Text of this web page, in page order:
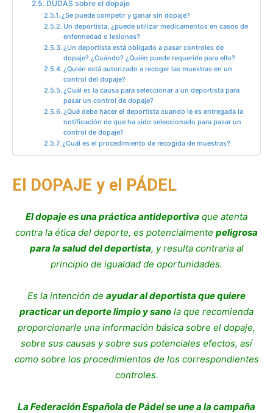
DUDAS sobre el dopaje
¿Se puede competir y ganar sin dopaje?
Un deportista, ¿puede utilizar medicamentos en casos de
enfermedad o lesiones?
¿Un deportista está obligado a pasar controles de
dopaje? ¿Cuándo? ¿Quién puede requerirle para ello?
¿Quién está autorizado a recoger las muestras en un
control del dopaje?
¿Cuál es la causa para seleccionar a un deportista para
pasar un control de dopaje?
¿Qué debe hacer el deportista cuando le es entregada la
notificación de que ha sido seleccionado para pasar un
control de dopaje?
¿Cuál es el procedimiento de recogida de muestras?
El DOPAJE y el PÁDEL
El dopaje es una práctica antideportiva que atenta
contra la ética del deporte, es potencialmente peligrosa
para la salud del deportista, y resulta contraria al
principio de igualdad de oportunidades.
Es la intención de ayudar al deportista que quiere
practicar un deporte limpio y sano la que recomienda
proporcionarle una información básica sobre el dopaje,
sobre sus causas y sobre sus potenciales efectos, así
como sobre los procedimientos de los correspondientes
controles.
La Federación Española de Pádel se une a la campaña